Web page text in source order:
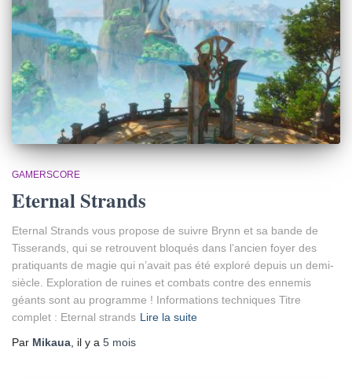
GAMERSCORE
Eternal Strands
Eternal Strands vous propose de suivre Brynn et sa bande de
Tisserands, qui se retrouvent bloqués dans l’ancien foyer des
pratiquants de magie qui n’avait pas été exploré depuis un demi-
siècle. Exploration de ruines et combats contre des ennemis
géants sont au programme ! Informations techniques Titre
complet : Eternal strands Lire la suite
Par Mikaua , il y a 5 mois